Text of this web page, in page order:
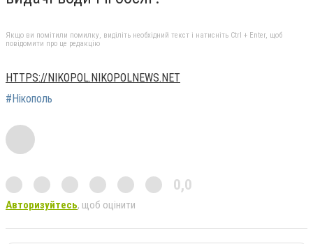
Якщо ви помітили помилку, виділіть необхідний текст і натисніть Ctrl + Enter, щоб
повідомити про це редакцію
HTTPS://NIKOPOL.NIKOPOLNEWS.NET
#Нікополь
0,0
Авторизуйтесь, щоб оцінити